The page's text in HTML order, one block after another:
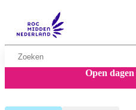
Zoekwoord
Open dagen